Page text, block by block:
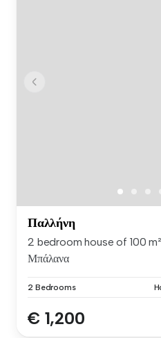
Παλλήνη
2 bedroom house of 100
Μπάλανα
2 Bedrooms
€ 1,200